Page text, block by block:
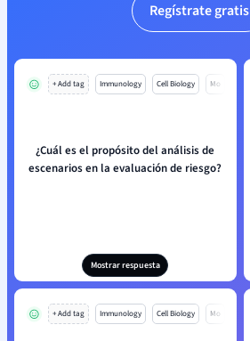
Regístrate gratis
+ Add tag Immunology Cell Biology Mo
¿Cuál es el propósito del análisis de
escenarios en la evaluación de riesgo?
Mostrar respuesta
+ Add tag Immunology Cell Biology Mo